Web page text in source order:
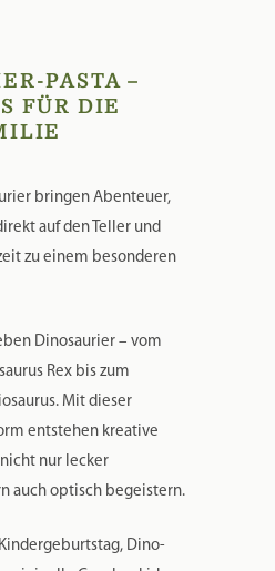
PASTA –
FÜR DIE G
bringen Abenteuer,
auf den Teller und
zu einem besonderen
Dinosaurier – vom
Rex bis zum
Mit dieser
entstehen kreative
nur lecker
auch optisch begeistern.
Dino-